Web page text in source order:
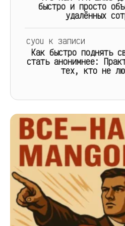
быстро и просто
удалённых
cyou к записи
Как быстро поднять
стать анонимнее:
тех, кто не